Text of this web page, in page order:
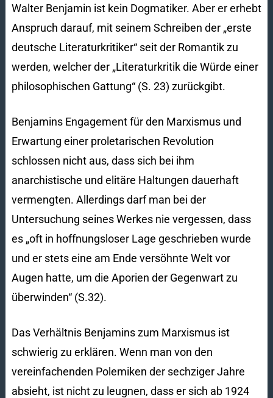
Walter Benjamin ist kein Dogmatiker. Aber er erhebt
Anspruch darauf, mit seinem Schreiben der „erste
deutsche Literaturkritiker“ seit der Romantik zu
werden, welcher der „Literaturkritik die Würde einer
philosophischen Gattung“ (S. 23) zurückgibt.
Benjamins Engagement für den Marxismus und
Erwartung einer proletarischen Revolution
schlossen nicht aus, dass sich bei ihm
anarchistische und elitäre Haltungen dauerhaft
vermengten. Allerdings darf man bei der
Untersuchung seines Werkes nie vergessen, dass
es „oft in hoffnungsloser Lage geschrieben wurde
und er stets eine am Ende versöhnte Welt vor
Augen hatte, um die Aporien der Gegenwart zu
überwinden“ (S.32).
Das Verhältnis Benjamins zum Marxismus ist
schwierig zu erklären. Wenn man von den
vereinfachenden Polemiken der sechziger Jahre
absieht, ist nicht zu leugnen, dass er sich ab 1924